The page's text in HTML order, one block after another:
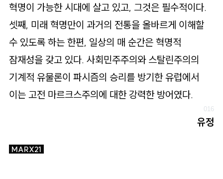
혁명이 가능한 시대에 살고 있고, 그것은 필수적이다.
셋째, 미래 혁명만이 과거의 전통을 올바르게 이해할
수 있도록 하는 한편, 일상의 매 순간은 혁명적
잠재성을 갖고 있다. 사회민주주의와 스탈린주의의
기계적 유물론이 파시즘의 승리를 방기한 유럽에서
이는 고전 마르크스주의에 대한 강력한 방어였다.
유정
MARX21